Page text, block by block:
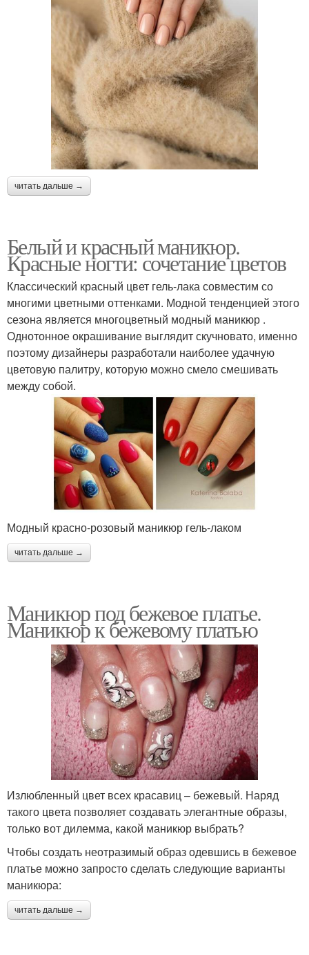
читать дальше →
Белый и красный маникюр.
Красные ногти: сочетание цветов
Классический красный цвет гель-лака совместим со
многими цветными оттенками. Модной тенденцией этого
сезона является многоцветный модный маникюр .
Однотонное окрашивание выглядит скучновато, именно
поэтому дизайнеры разработали наиболее удачную
цветовую палитру, которую можно смело смешивать
между собой.
Модный красно-розовый маникюр гель-лаком
читать дальше →
Маникюр под бежевое платье.
Маникюр к бежевому платью
Излюбленный цвет всех красавиц – бежевый. Наряд
такого цвета позволяет создавать элегантные образы,
только вот дилемма, какой маникюр выбрать?
Чтобы создать неотразимый образ одевшись в бежевое
платье можно запросто сделать следующие варианты
маникюра:
читать дальше →